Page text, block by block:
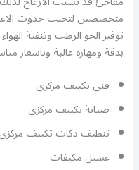
متخصصين لتجنب حدوث
توفير الجو الرطب وتنقية
بدقة ومهاره عالية وباسعار
فني تكييف مركزي
صيانة تكييف مركزي
تنظيف دكات تكييف مركزي
غسيل مكيفات